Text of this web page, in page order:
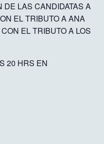
DE LAS CANDIDATAS A
EL TRIBUTO A ANA
EL TRIBUTO A LOS
20 HRS EN